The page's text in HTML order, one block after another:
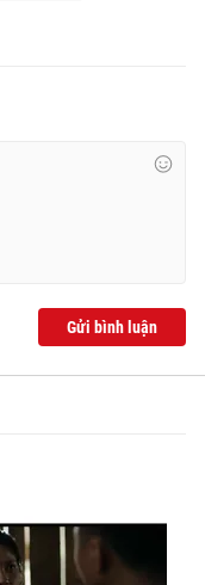
Gửi bình luận